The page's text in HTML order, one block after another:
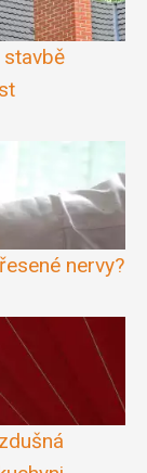
nervy?